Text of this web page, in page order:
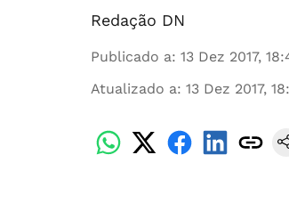
Redação DN
Publicado a: 13 Dez 2017,
Atualizado a: 13 Dez 2017,